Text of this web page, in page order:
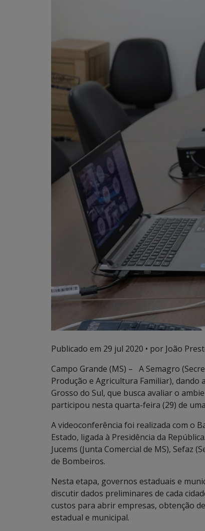
Publicado em 29 jul 2020 • por João
Campo Grande (MS) – A Semagro
Produção e Agricultura Familiar),
Grosso do Sul, que busca avaliar o
participou nesta quarta-feira (29) de
A videoconferência foi realizada com o
Estado, ligada à Presidência da
Jucems (Junta Comercial de MS), Sefaz
de Bombeiros.
Nesta etapa, governos estaduais e
discutir dados preliminares de cada
custos para abrir empresas, obtenção
estadual e municipal.